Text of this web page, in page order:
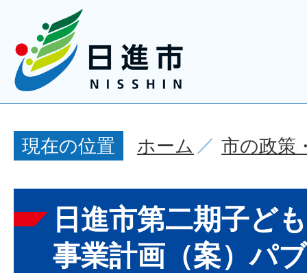
現在の位置 ホーム 市の政策
日進市第二期子ど
事業計画（案）パ